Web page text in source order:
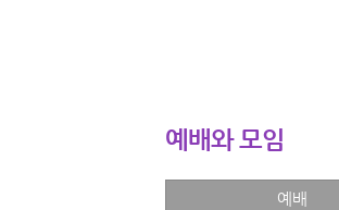
예배와 모임
예배